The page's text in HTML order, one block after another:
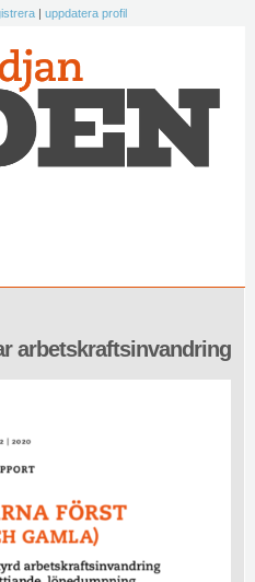
| uppdatera profil
arbetskraftsinvandring